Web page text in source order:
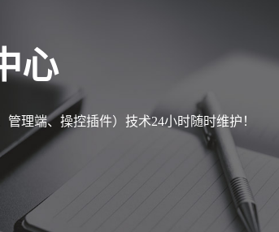
心
理端、操控插件）技术24小时随时维护！